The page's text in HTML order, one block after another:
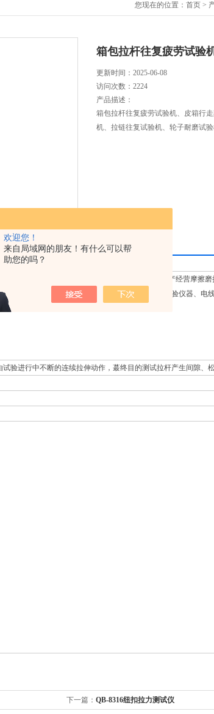
欢迎您！
来自局域网的朋友！有什么可以帮
助您的吗？
您现在的位置： 首页 >
箱包拉杆往复疲劳试验
更新时间：2025-06-08
访问次数： 2224
产品描述：
箱包拉杆往复疲劳试验机、皮箱行
机、拉链往复试验机、轮子耐磨试
留言询价
究,为客户提供好的材料检测设备而努力着!主要生产经营摩擦
簧试验机、动平衡试验机、金相检测设备、铸造试验仪器、电
角强度试验机、标准测力仪、纺织检测仪器等。
验进行中不断的连续拉伸动作，蕞终目的测试拉杆产生间隙、
下一篇： QB-8316纽扣拉力测试仪